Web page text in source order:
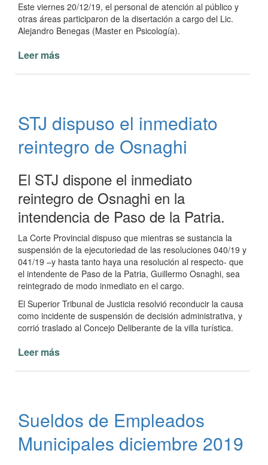
Este viernes 20/12/19, el personal de atención al público y
otras áreas participaron de la disertación a cargo del Lic.
Alejandro Benegas (Master en Psicología).
Leer más
STJ dispuso el inmediato
reintegro de Osnaghi
El STJ dispone el inmediato
reintegro de Osnaghi en la
intendencia de Paso de la Patria.
La Corte Provincial dispuso que mientras se sustancia la
suspensión de la ejecutoriedad de las resoluciones 040/19 y
041/19 –y hasta tanto haya una resolución al respecto- que
el intendente de Paso de la Patria, Guillermo Osnaghi, sea
reintegrado de modo inmediato en el cargo.
El Superior Tribunal de Justicia resolvió reconducir la causa
como incidente de suspensión de decisión administrativa, y
corrió traslado al Concejo Deliberante de la villa turística.
Leer más
reintegro
de
Osnaghi
Sueldos de Empleados
Municipales diciembre 2019